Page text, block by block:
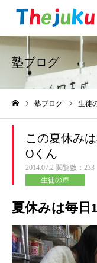
塾ブログ
塾ブログ 生徒
この夏休み
Oくん
2014.07.2 閲覧数：233
生徒の声
夏休みは毎日